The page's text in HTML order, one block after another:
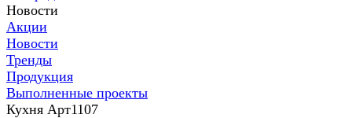
Новости
Акции
Новости
Тренды
Продукция
Выполненные проекты
Кухня Арт1107